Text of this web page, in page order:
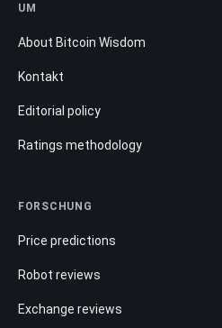
UM
About Bitcoin Wisdom
Kontakt
Editorial policy
Ratings methodology
FORSCHUNG
Price predictions
Robot reviews
Exchange reviews